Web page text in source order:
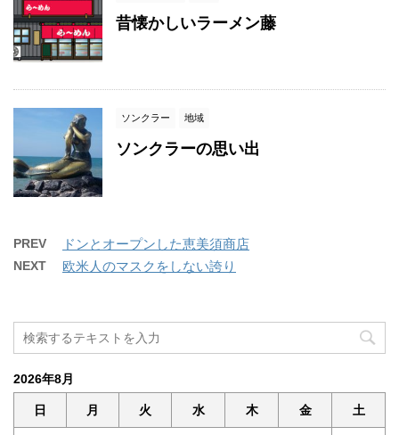
昔懐かしいラーメン藤
ソンクラー 地域
ソンクラーの思い出
PREV ドンとオープンした恵美須商店
NEXT 欧米人のマスクをしない誇り
2026年8月
日 月 火 水 木 金 土